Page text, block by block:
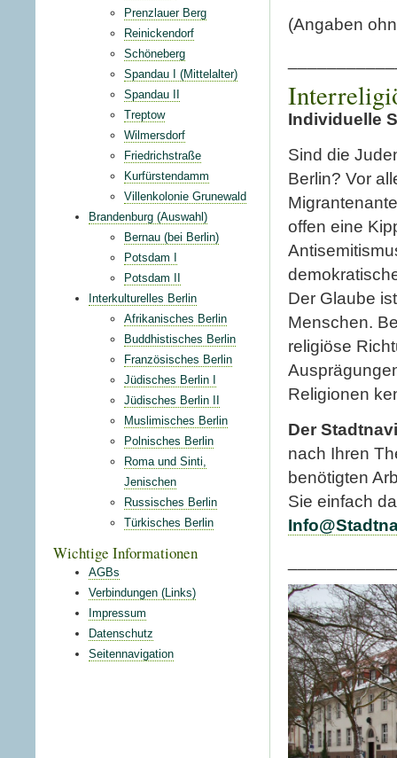
(Angaben
Individuelle
Sind die
Berlin? Vor
offen eine
Der Glaube
Menschen.
religiöse
Religionen
Der
nach Ihren
benötigten
Sie einfach
Prenzlauer Berg
Reinickendorf
Schöneberg
Spandau I (Mittelalter)
Spandau II
Treptow
Wilmersdorf
Friedrichstraße
Kurfürstendamm
Villenkolonie Grunewald
Brandenburg (Auswahl)
Bernau (bei Berlin)
Potsdam I
Potsdam II
Interkulturelles Berlin
Afrikanisches Berlin
Buddhistisches Berlin
Französisches Berlin
Jüdisches Berlin I
Jüdisches Berlin II
Muslimisches Berlin
Polnisches Berlin
Roma und Sinti,
Jenischen
Russisches Berlin
Türkisches Berlin
Wichtige Informationen
AGBs
Verbindungen (Links)
Impressum
Datenschutz
Seitennavigation